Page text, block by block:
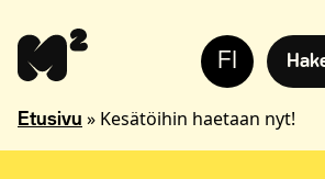
sisältöön
sivuston
käyttöön
FI
Etusivu » Kesätöihin haetaan nyt!